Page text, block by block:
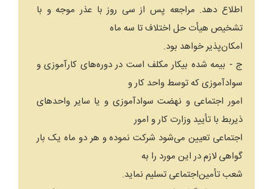
اطلاع دهد. مراجعه پس از سی روز با عذر موجه و با
تشخیص هیأت حل اختلاف تا سه ماه
امکان‌پذیر خواهد بود.
ج - بیمه شده بیکار مکلف است در دوره‌های کارآموزی و
سوادآموزی که توسط واحد کار و
امور اجتماعی و نهضت سوادآموزی و یا سایر‌ واحدهای
ذیربط با تأیید وزارت کار و امور
اجتماعی تعیین می‌شود شرکت نموده و هر دو ماه یک بار
گواهی لازم در این مورد را به
شعب تأمین‌اجتماعی تسلیم نماید.